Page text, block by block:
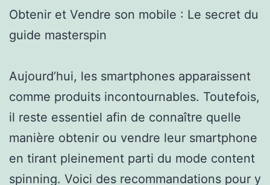
Obtenir et Vendre son mobile : Le secret du
guide masterspin
Aujourd’hui, les smartphones apparaissent
comme produits incontournables. Toutefois,
il reste essentiel afin de connaître quelle
manière obtenir ou vendre leur smartphone
en tirant pleinement parti du mode content
spinning. Voici des recommandations pour y